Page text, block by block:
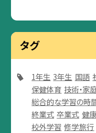
タグ
1年生 3年生 国語
保健体育 技術・家
総合的な学習の時
終業式 卒業式 健
校外学習 修学旅行